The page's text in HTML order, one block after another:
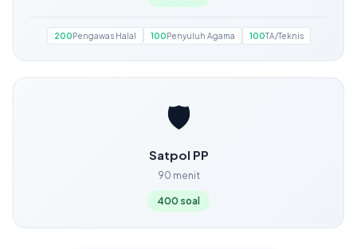
200Pengawas Halal 100Penyuluh Agama 100TA/Teknis
🛡️
Satpol PP
90 menit
400 soal